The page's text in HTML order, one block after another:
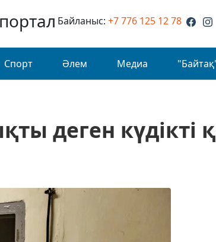
Байланыс:+7 776 125 12 78
Спорт Әлем Медиа
деген күдікті